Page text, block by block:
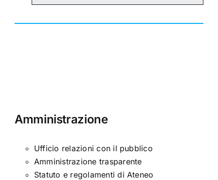
Amministrazione
Ufficio relazioni con il pubblico
Amministrazione trasparente
Statuto e regolamenti di Ateneo